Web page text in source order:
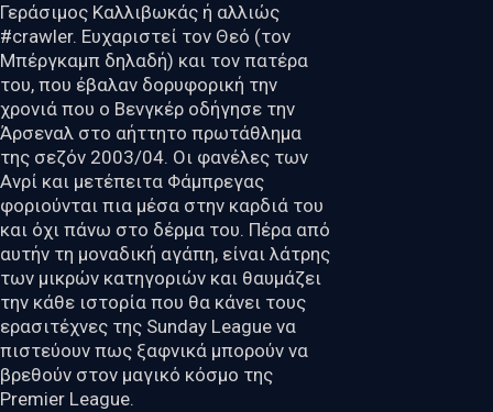
Γεράσιμος Καλλιβωκάς ή αλλιώς
#crawler. Ευχαριστεί τον Θεό (τον
Μπέργκαμπ δηλαδή) και τον πατέρα
του, που έβαλαν δορυφορική την
χρονιά που ο Βενγκέρ οδήγησε την
Άρσεναλ στο αήττητο πρωτάθλημα
της σεζόν 2003/04. Οι φανέλες των
Ανρί και μετέπειτα Φάμπρεγας
φοριούνται πια μέσα στην καρδιά του
και όχι πάνω στο δέρμα του. Πέρα από
αυτήν τη μοναδική αγάπη, είναι λάτρης
των μικρών κατηγοριών και θαυμάζει
την κάθε ιστορία που θα κάνει τους
ερασιτέχνες της Sunday League να
πιστεύουν πως ξαφνικά μπορούν να
βρεθούν στον μαγικό κόσμο της
Premier League.